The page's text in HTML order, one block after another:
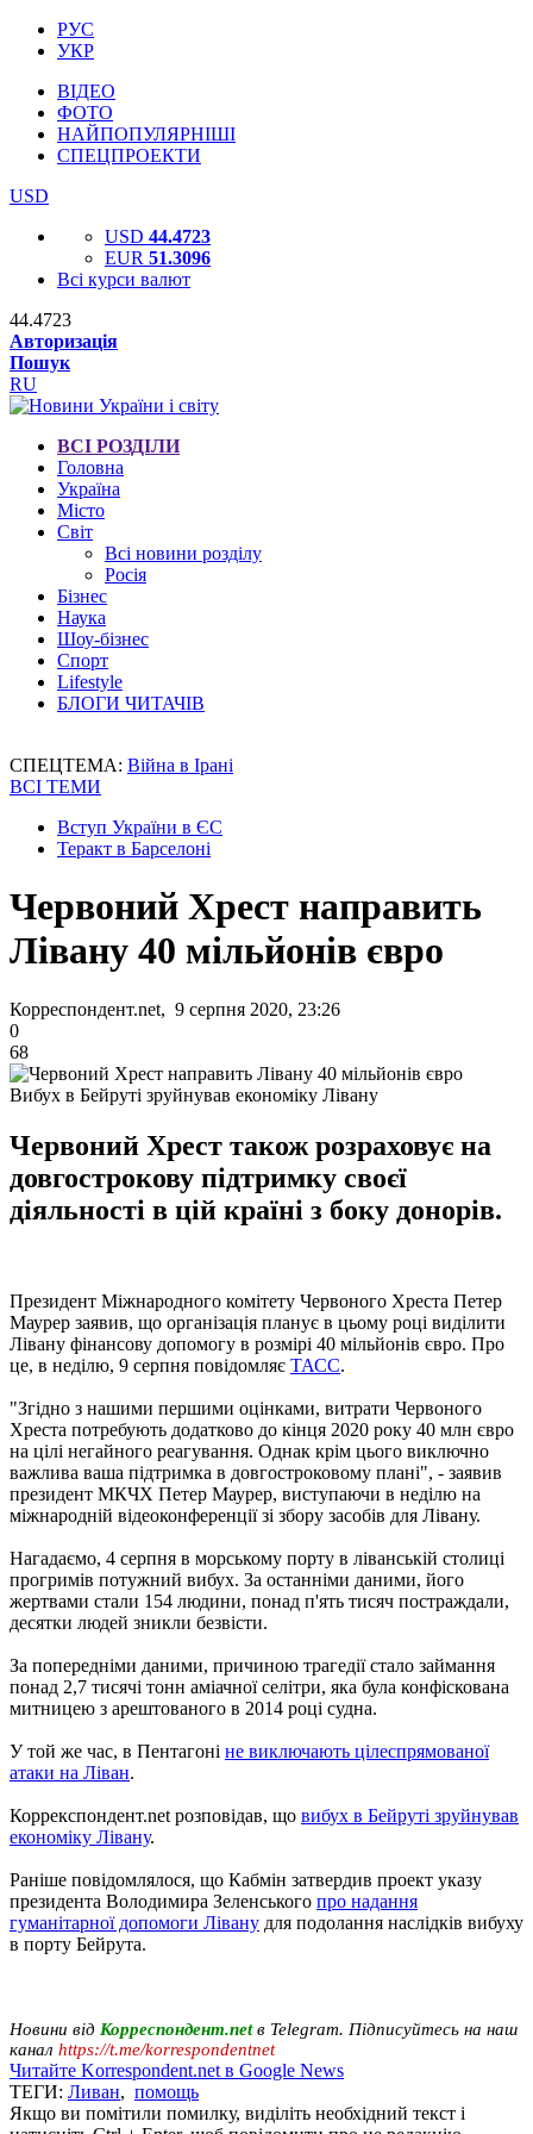
РУС
УКР
ВІДЕО
ФОТО
НАЙПОПУЛЯРНІШІ
СПЕЦПРОЕКТИ
USD
USD 44.4723
EUR 51.3096
Всі курси валют
44.4723
Авторизація
Пошук
RU
ВСІ РОЗДІЛИ
Головна
Україна
Місто
Світ
Всі новини розділу
Росія
Бізнес
Наука
Шоу-бізнес
Спорт
Lifestyle
БЛОГИ ЧИТАЧІВ
СПЕЦТЕМА: Війна в Ірані
ВСІ ТЕМИ
Вступ України в ЄС
Теракт в Барселоні
Червоний Хрест направить
Лівану 40 мільйонів євро
Корреспондент.net, 9 серпня 2020, 23:26
0
68
Вибух в Бейруті зруйнував економіку Лівану
Червоний Хрест також розраховує на
довгострокову підтримку своєї
діяльності в цій країні з боку донорів.
Президент Міжнародного комітету Червоного Хреста Петер
Маурер заявив, що організація планує в цьому році виділити
Лівану фінансову допомогу в розмірі 40 мільйонів євро. Про
це, в неділю, 9 серпня повідомляє ТАСС.
"Згідно з нашими першими оцінками, витрати Червоного
Хреста потребують додатково до кінця 2020 року 40 млн євро
на цілі негайного реагування. Однак крім цього виключно
важлива ваша підтримка в довгостроковому плані", - заявив
президент МКЧХ Петер Маурер, виступаючи в неділю на
міжнародній відеоконференції зі збору засобів для Лівану.
Нагадаємо, 4 серпня в морському порту в ліванській столиці
прогримів потужний вибух. За останніми даними, його
жертвами стали 154 людини, понад п'ять тисяч постраждали,
десятки людей зникли безвісти.
За попередніми даними, причиною трагедії стало займання
понад 2,7 тисячі тонн аміачної селітри, яка була конфіскована
митницею з арештованого в 2014 році судна.
У той же час, в Пентагоні не виключають цілеспрямованої
атаки на Ліван.
Коррекспондент.net розповідав, що вибух в Бейруті зруйнував
економіку Лівану.
Раніше повідомлялося, що Кабмін затвердив проект указу
президента Володимира Зеленського про надання
гуманітарної допомоги Лівану для подолання наслідків вибуху
в порту Бейрута.
Новини від Корреспондент.netв Telegram. Підписуйтесь на наш
канал https://t.me/korrespondentnet
Читайте Korrespondent.net в Google News
ТЕГИ: Ливан, помощь
Якщо ви помітили помилку, виділіть необхідний текст і